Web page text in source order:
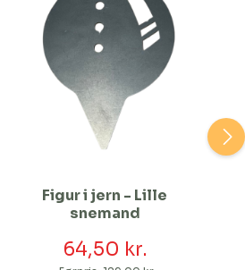
Figur i jern - Lille
snemand
64,50 kr.